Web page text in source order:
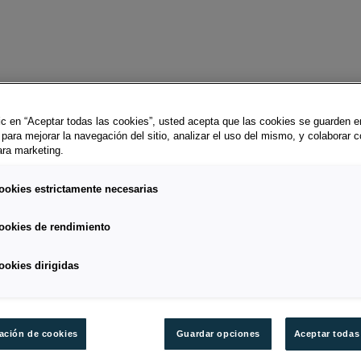
liability insurance will pay in the event of a claim.
en “Aceptar todas las cookies”, usted acepta que las cookies se guarden
mejorar la navegación del sitio, analizar el uso del mismo, y colaborar
marketing.
estrictamente necesarias
de rendimiento
dirigidas
de cookies Guardar opciones Aceptar